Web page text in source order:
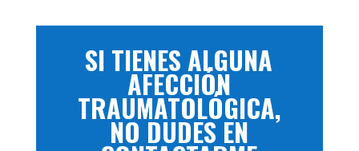
SI TIENES ALGUNA
AFECCIÓN
TRAUMATOLÓGICA,
NO DUDES EN